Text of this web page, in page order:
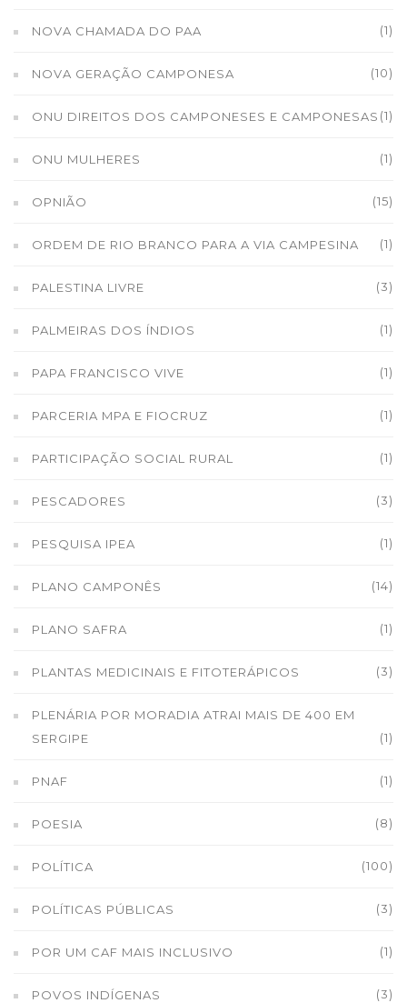
NOVA CHAMADA DO PAA (1)
NOVA GERAÇÃO CAMPONESA (10)
ONU DIREITOS DOS CAMPONESES E CAMPONESAS (1)
ONU MULHERES (1)
OPNIÃO (15)
ORDEM DE RIO BRANCO PARA A VIA CAMPESINA (1)
PALESTINA LIVRE (3)
PALMEIRAS DOS ÍNDIOS (1)
PAPA FRANCISCO VIVE (1)
PARCERIA MPA E FIOCRUZ (1)
PARTICIPAÇÃO SOCIAL RURAL (1)
PESCADORES (3)
PESQUISA IPEA (1)
PLANO CAMPONÊS (14)
PLANO SAFRA (1)
PLANTAS MEDICINAIS E FITOTERÁPICOS (3)
PLENÁRIA POR MORADIA ATRAI MAIS DE 400 EM
SERGIPE
(1)
PNAF (1)
POESIA (8)
POLÍTICA (100)
POLÍTICAS PÚBLICAS (3)
POR UM CAF MAIS INCLUSIVO (1)
POVOS INDÍGENAS (3)